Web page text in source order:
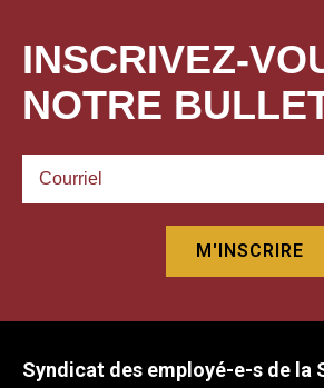
INSCRIVEZ-
NOTRE
Syndicat des employé-e-s de la